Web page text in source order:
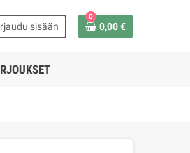
sisään
0
0,00 €